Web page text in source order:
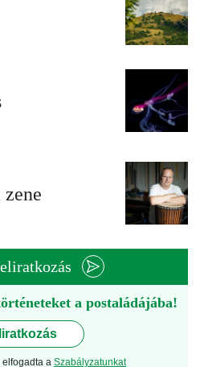
a postaládájába!
elfogadta a Szabályzatunkat